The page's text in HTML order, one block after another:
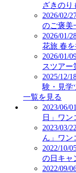
ざきのり
2026/02/
のご褒美
2026/01/
花旅 春を
2026/01/
スツアー
2025/12/
験・見学
一覧を見る
2023/06/01
日」ワン
2023/03/22
ん」ワン
2022/10/
の日キャ
2022/09/